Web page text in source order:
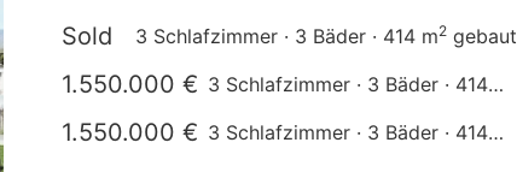
Sold 3 Schlafzimmer · 3 Bäder · 414 m2 gebaut
1.550.000 € 3 Schlafzimmer · 3 Bäder · 414
1.550.000 € 3 Schlafzimmer · 3 Bäder · 414